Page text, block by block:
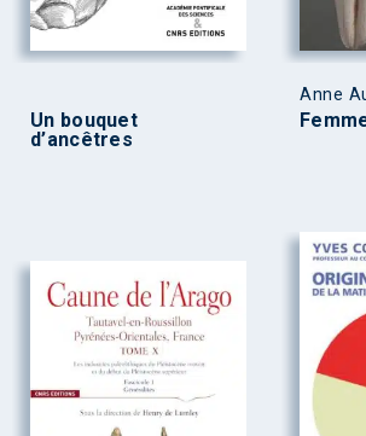
Un bouquet
d’ancêtres
Anne